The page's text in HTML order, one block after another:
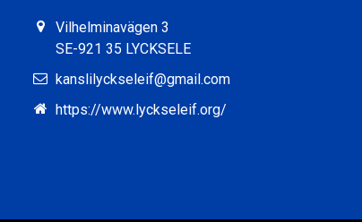
Vilhelminavägen 3
SE-921 35 LYCKSELE
kanslilyckseleif@gmail.com
https://www.lyckseleif.org/